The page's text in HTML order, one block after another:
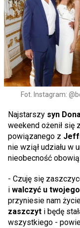
Fot. Instagram:
Najstarszy syn
weekend ożenił się z
powiązanego z
nie wziął udziału w
nieobecność
- Czuję się
i walczyć u
przyniesie nam
zaszczyt i będę
wszystkiego -